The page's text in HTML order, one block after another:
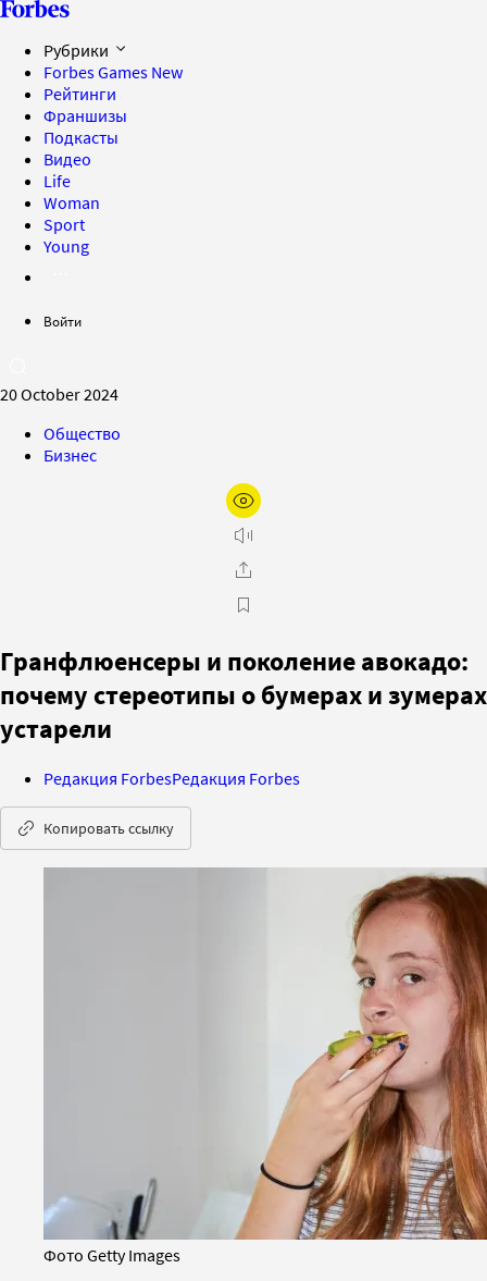
Рубрики
Forbes Games New
Рейтинги
Франшизы
Подкасты
Видео
Life
Woman
Sport
Young
Войти
20 October 2024
Общество
Бизнес
Гранфлюенсеры и поколение авокадо:
почему стереотипы о бумерах и зумерах
устарели
Редакция ForbesРедакция Forbes
Копировать ссылку
Фото Getty Images